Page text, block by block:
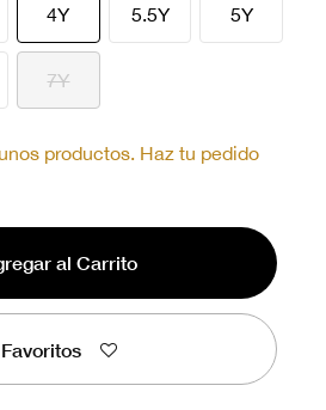
4Yseleccionado
5.5Y 5Y
7Y
productos. Haz tu pedido
al Carrito
Favoritos